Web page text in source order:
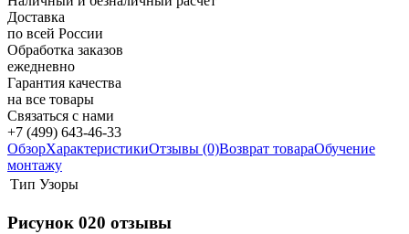
Доставка
по всей России
Обработка заказов
ежедневно
Гарантия качества
на все товары
Связаться с нами
+7 (499) 643-46-33
ОбзорХарактеристикиОтзывы (0)Возврат товараОбучение
монтажу
Тип Узоры
Рисунок 020 отзывы